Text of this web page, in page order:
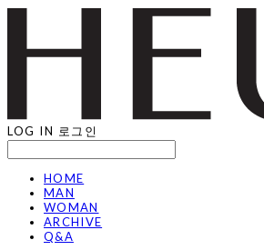
LOG IN 로그인
HOME
MAN
WOMAN
ARCHIVE
Q&A